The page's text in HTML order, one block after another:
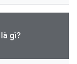
gì?